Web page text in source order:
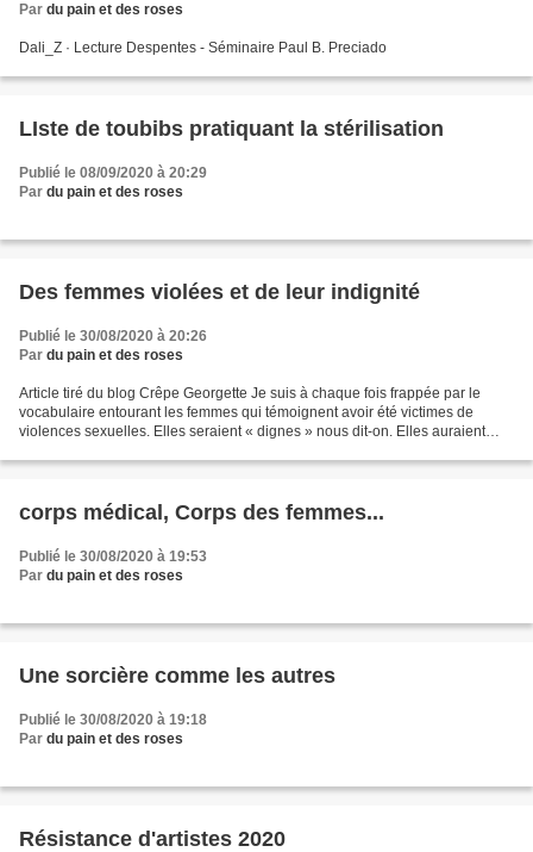
Par du pain et des roses
Dali_Z · Lecture Despentes - Séminaire Paul B. Preciado
LIste de toubibs pratiquant la stérilisation
Publié le 08/09/2020 à 20:29
Par du pain et des roses
Des femmes violées et de leur indignité
Publié le 30/08/2020 à 20:26
Par du pain et des roses
Article tiré du blog Crêpe Georgette Je suis à chaque fois frappée par le
vocabulaire entourant les femmes qui témoignent avoir été victimes de
violences sexuelles. Elles seraient « dignes » nous dit-on. Elles auraient
corps médical, Corps des femmes...
Publié le 30/08/2020 à 19:53
Par du pain et des roses
Une sorcière comme les autres
Publié le 30/08/2020 à 19:18
Par du pain et des roses
Résistance d'artistes 2020